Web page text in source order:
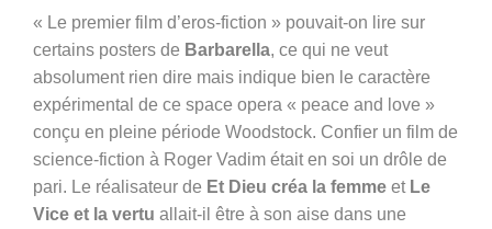
« Le premier film d’eros-fiction » pouvait-on lire sur
certains posters de Barbarella, ce qui ne veut
absolument rien dire mais indique bien le caractère
expérimental de ce space opera « peace and love »
conçu en pleine période Woodstock. Confier un film de
science-fiction à Roger Vadim était en soi un drôle de
pari. Le réalisateur de Et Dieu créa la femme et Le
Vice et la vertu allait-il être à son aise dans une